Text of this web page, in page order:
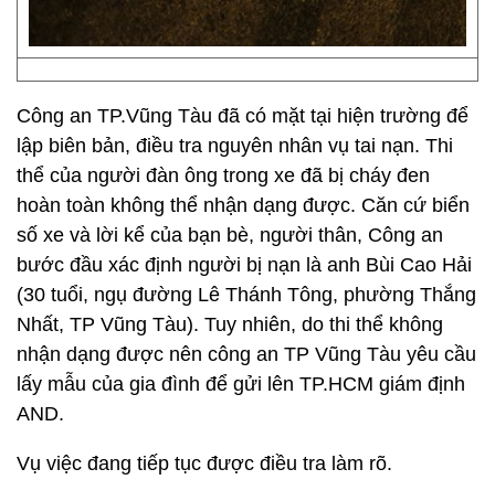
Công an TP.Vũng Tàu đã có mặt tại hiện trường để
lập biên bản, điều tra nguyên nhân vụ tai nạn. Thi
thể của người đàn ông trong xe đã bị cháy đen
hoàn toàn không thể nhận dạng được. Căn cứ biển
số xe và lời kể của bạn bè, người thân, Công an
bước đầu xác định người bị nạn là anh Bùi Cao Hải
(30 tuổi, ngụ đường Lê Thánh Tông, phường Thắng
Nhất, TP Vũng Tàu). Tuy nhiên, do thi thể không
nhận dạng được nên công an TP Vũng Tàu yêu cầu
lấy mẫu của gia đình để gửi lên TP.HCM giám định
AND.
Vụ việc đang tiếp tục được điều tra làm rõ.